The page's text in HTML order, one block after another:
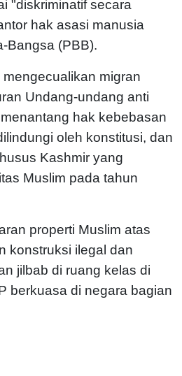
"diskriminatif secara
hak asasi manusia
Bangsa (PBB).
migran
Undang-undang anti
hak kebebasan
oleh konstitusi, dan
Kashmir yang
Muslim pada tahun
properti Muslim atas
konstruksi ilegal dan
jilbab di ruang kelas di
berkuasa di negara bagian